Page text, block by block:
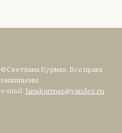
©Светлана Курмаз. Все права
защищены
e-mail: lanakurmaz@yandex.ru